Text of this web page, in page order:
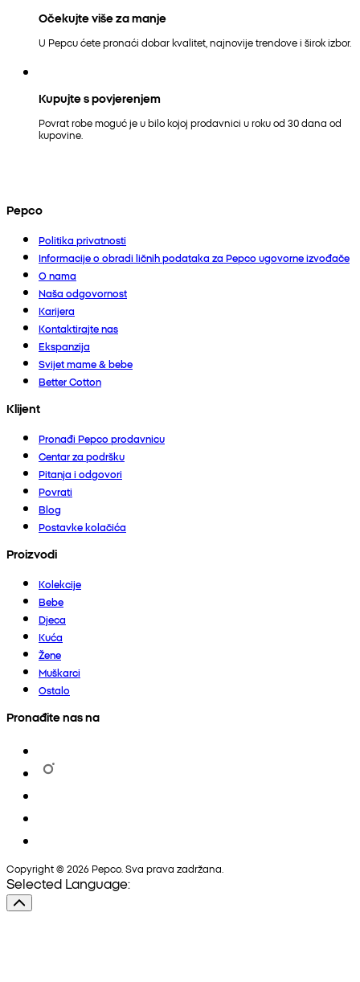
Očekujte više za manje
U Pepcu ćete pronaći dobar kvalitet, najnovije trendove i širok izbor.
Kupujte s povjerenjem
Povrat robe moguć je u bilo kojoj prodavnici u roku od 30 dana od
kupovine.
Pepco
Politika privatnosti
Informacije o obradi ličnih podataka za Pepco ugovorne izvođače
O nama
Naša odgovornost
Karijera
Kontaktirajte nas
Ekspanzija
Svijet mame & bebe
Better Cotton
Klijent
Pronađi Pepco prodavnicu
Centar za podršku
Pitanja i odgovori
Povrati
Blog
Postavke kolačića
Proizvodi
Kolekcije
Bebe
Djeca
Kuća
Žene
Muškarci
Ostalo
Pronađite nas na
Copyright © 2026 Pepco. Sva prava zadržana.
Selected Language: